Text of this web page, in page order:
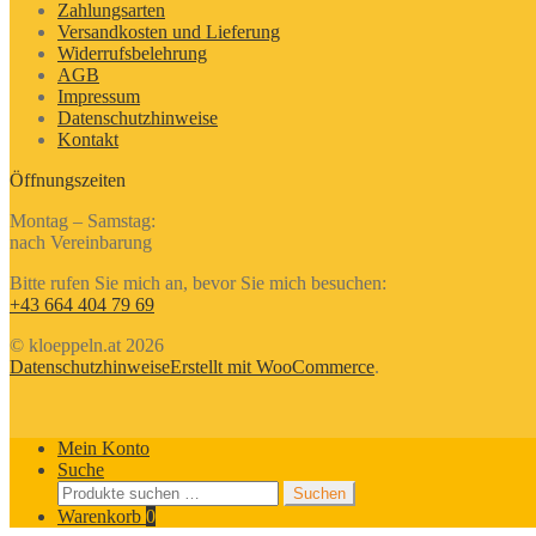
Zahlungsarten
Versandkosten und Lieferung
Widerrufsbelehrung
AGB
Impressum
Datenschutzhinweise
Kontakt
Öffnungszeiten
Montag – Samstag:
nach Vereinbarung
Bitte rufen Sie mich an, bevor Sie mich besuchen:
+43 664 404 79 69
© kloeppeln.at 2026
DatenschutzhinweiseErstellt mit WooCommerce.
Mein Konto
Suche
Suchen
nach:
Suchen
Warenkorb 0